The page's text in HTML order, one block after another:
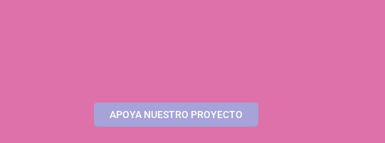
APOYA NUESTRO PROYECTO